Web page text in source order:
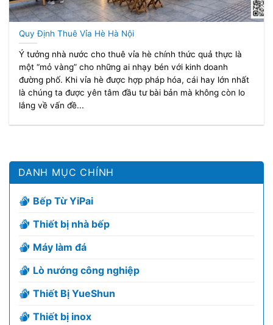
Quy Định Thuê Vỉa Hè Hà Nội
Ý tưởng nhà nước cho thuê vỉa hè chính thức quả thực là
một “mỏ vàng” cho những ai nhạy bén với kinh doanh
đường phố. Khi vỉa hè được hợp pháp hóa, cái hay lớn nhất
là chúng ta được yên tâm đầu tư bài bản mà không còn lo
lắng về vấn đề...
DANH MỤC CHÍNH
Bếp Từ YiPai
Thiết bị nhà bếp
Máy làm đá
Lò nướng công nghiệp
Thiết Bị YueShun
Thiết bị inox